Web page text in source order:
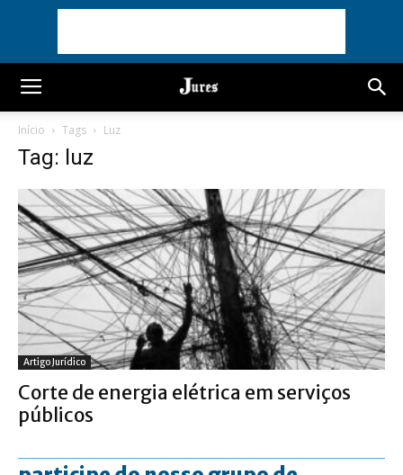
Início Tags Luz
Tag: luz
Artigo Jurídico
Corte de energia elétrica em serviços
públicos